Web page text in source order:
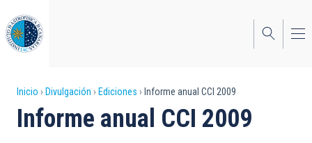
al
contenido
principal
Sobrescribir
enlaces
Inicio Divulgación Ediciones Informe anual CCI 2009
Informe anual CCI 2009